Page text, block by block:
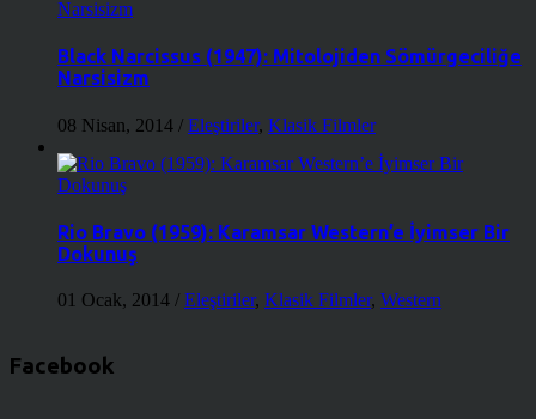
Black Narcissus (1947): Mitolojiden Sömürgeciliğe
Narsisizm
08 Nisan, 2014 / Eleştiriler, Klasik Filmler
Rio Bravo (1959): Karamsar Western’e İyimser Bir
Dokunuş
01 Ocak, 2014 / Eleştiriler, Klasik Filmler, Western
Facebook